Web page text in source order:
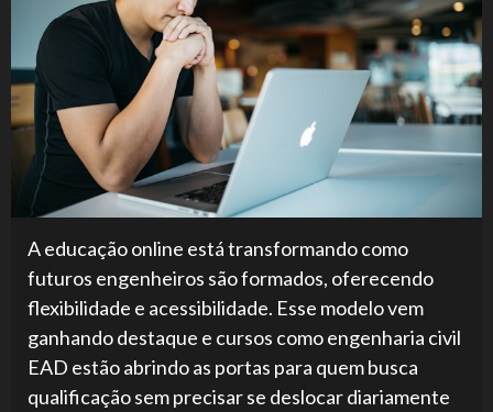
A educação online está transformando como
futuros engenheiros são formados, oferecendo
flexibilidade e acessibilidade. Esse modelo vem
ganhando destaque e cursos como engenharia civil
EAD estão abrindo as portas para quem busca
qualificação sem precisar se deslocar diariamente